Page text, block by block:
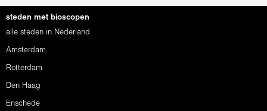
steden met bioscopen
alle steden in Nederland
Amsterdam
Rotterdam
Den Haag
Enschede